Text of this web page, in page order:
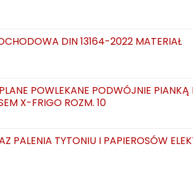
DIN 13164-2022 MATERIAŁ
POWLEKANE PODWÓJNIE
X-FRIGO ROZM. 10
PALENIA TYTONIU I PAPIEROSÓW